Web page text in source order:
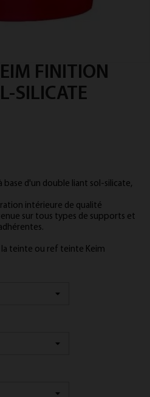
FINITION
SILICATE
base d'un double liant sol-silicate,
intérieure de qualité
sur tous types de supports et
la teinte ou ref teinte Keim